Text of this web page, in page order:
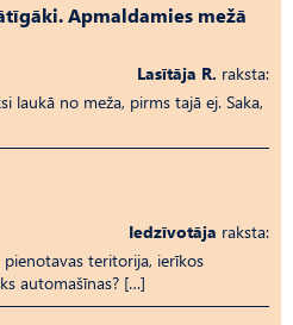
Apmaldamies mežā
Lasītāja R. raksta:
laukā no meža, pirms tajā ej. Saka,
Iedzīvotāja raksta:
pienotavas teritorija, ierīkos
automašīnas? […]